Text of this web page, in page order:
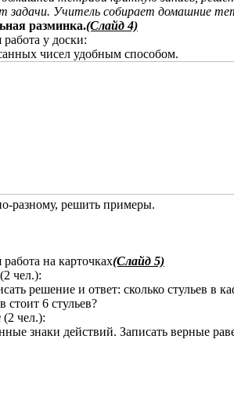
задачи. Учитель собирает домашние
разминка.(Слайд 4)
у доски:
чисел удобным способом.
разному, решить примеры.
на карточках(Слайд 5)
(2 чел.):
решение и ответ: сколько стульев в
стоит 6 стульев?
(2 чел.):
знаки действий. Записать верные